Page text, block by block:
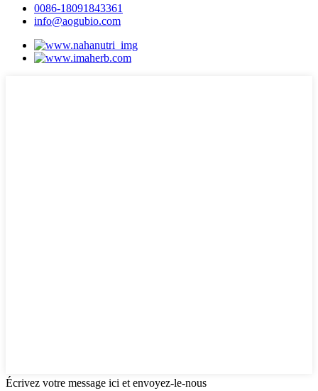
0086-18091843361
info@aogubio.com
Écrivez votre message ici et envoyez-le-nous